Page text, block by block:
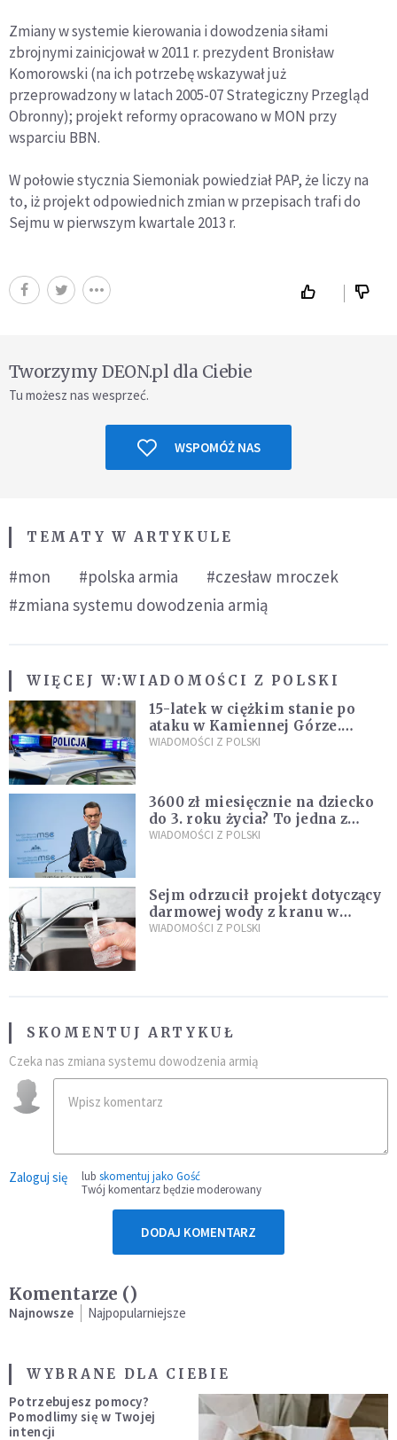
Zmiany w systemie kierowania i dowodzenia siłami
zbrojnymi zainicjował w 2011 r. prezydent Bronisław
Komorowski (na ich potrzebę wskazywał już
przeprowadzony w latach 2005-07 Strategiczny Przegląd
Obronny); projekt reformy opracowano w MON przy
wsparciu BBN.
W połowie stycznia Siemoniak powiedział PAP, że liczy na
to, iż projekt odpowiednich zmian w przepisach trafi do
Sejmu w pierwszym kwartale 2013 r.
Tworzymy DEON.pl dla Ciebie
Tu możesz nas wesprzeć.
WSPOMÓŻ NAS
TEMATY W ARTYKULE
#mon #polska armia
#czesław mroczek
#zmiana systemu dowodzenia armią
WIĘCEJ W:WIADOMOŚCI Z POLSKI
15-latek w ciężkim stanie po
ataku w Kamiennej Górze.
Policja zatrzymała dwóch
WIADOMOŚCI Z POLSKI
3600 zł miesięcznie na dziecko
do 3. roku życia? To jedna z
propozycji programu "Rozwój
WIADOMOŚCI Z POLSKI
Sejm odrzucił projekt dotyczący
darmowej wody z kranu w
restauracjach
WIADOMOŚCI Z POLSKI
SKOMENTUJ ARTYKUŁ
Czeka nas zmiana systemu dowodzenia armią
Zaloguj się lub skomentuj jako Gość
Twój komentarz będzie moderowany
DODAJ KOMENTARZ
Komentarze ()
Najnowsze Najpopularniejsze
WYBRANE DLA CIEBIE
Potrzebujesz pomocy?
Pomodlimy się w Twojej
intencji